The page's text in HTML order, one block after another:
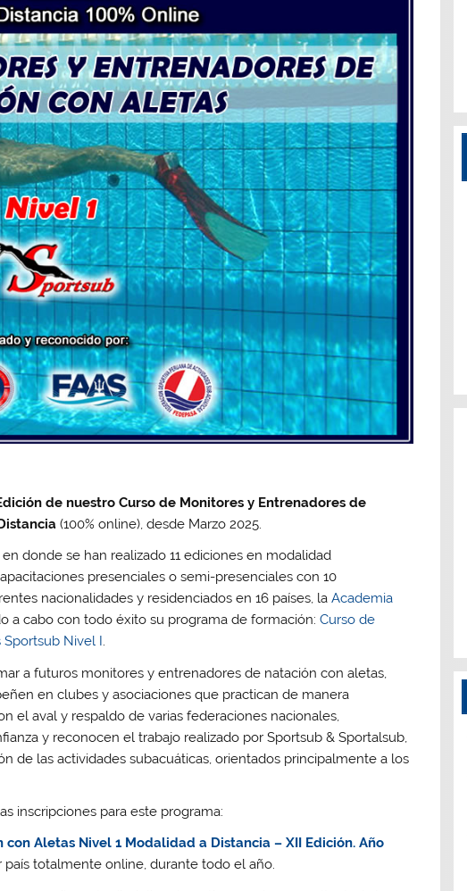
de nuestro Curso de Monitores y Entrenadores de
(100% online), desde Marzo 2025.
donde se han realizado 11 ediciones en modalidad
presenciales o semi-presenciales con 10
nacionalidades y residenciados en 16 países, laAcademia
a cabo con todo éxito su programa de formación:Curso de
Nivel I.
a futuros monitores y entrenadores de natación con aletas,
en clubes y asociaciones que practican de manera
el aval y respaldo de varias federaciones nacionales,
y reconocen el trabajo realizado por Sportsub & Sportalsub,
de las actividades subacuáticas, orientados principalmente a los
inscripciones para este programa:
Aletas Nivel 1 Modalidad a Distancia – XII Edición. Año
totalmente online, durante todo el año.